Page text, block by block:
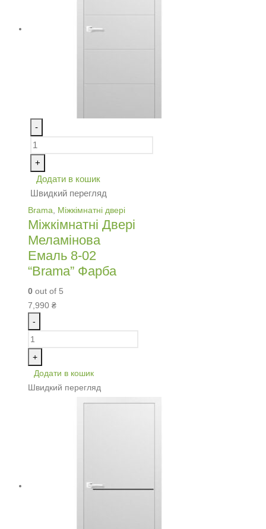
-
+
Додати в кошик
Швидкий перегляд
Brama Міжкімнатні двері
Міжкімнатні Двері
Меламінова
Емаль 8-02
“Brama” Фарба
0 out of 5
7,990 ₴
-
+
Додати в кошик
Швидкий перегляд